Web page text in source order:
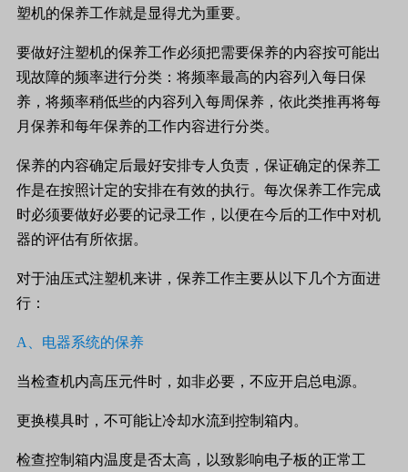
塑机的保养工作就是显得尤为重要。
要做好注塑机的保养工作必须把需要保养的内容按可能出
现故障的频率进行分类：将频率最高的内容列入每日保
养，将频率稍低些的内容列入每周保养，依此类推再将每
月保养和每年保养的工作内容进行分类。
保养的内容确定后最好安排专人负责，保证确定的保养工
作是在按照计定的安排在有效的执行。每次保养工作完成
时必须要做好必要的记录工作，以便在今后的工作中对机
器的评估有所依据。
对于油压式注塑机来讲，保养工作主要从以下几个方面进
行：
A 、电器系统的保养
当检查机内高压元件时，如非必要，不应开启总电源。
更换模具时，不可能让冷却水流到控制箱内。
检查控制箱内温度是否太高，以致影响电子板的正常工